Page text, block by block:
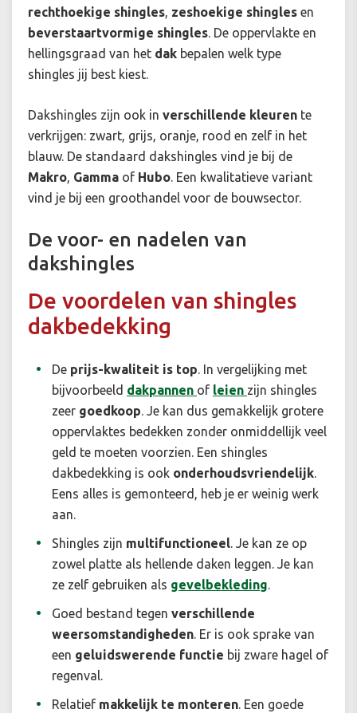
rechthoekige shingles, zeshoekige shingles en
beverstaartvormige shingles. De oppervlakte en
hellingsgraad van het dak bepalen welk type
shingles jij best kiest.
Dakshingles zijn ook in verschillende kleuren te
verkrijgen: zwart, grijs, oranje, rood en zelf in het
blauw. De standaard dakshingles vind je bij de
Makro, Gamma of Hubo. Een kwalitatieve variant
vind je bij een groothandel voor de bouwsector.
De voor- en nadelen van
dakshingles
De voordelen van shingles
dakbedekking
De prijs-kwaliteit is top. In vergelijking met
bijvoorbeeld dakpannen of leien zijn shingles
zeer goedkoop. Je kan dus gemakkelijk grotere
oppervlaktes bedekken zonder onmiddellijk veel
geld te moeten voorzien. Een shingles
dakbedekking is ook onderhoudsvriendelijk.
Eens alles is gemonteerd, heb je er weinig werk
aan.
Shingles zijn multifunctioneel. Je kan ze op
zowel platte als hellende daken leggen. Je kan
ze zelf gebruiken als gevelbekleding.
Goed bestand tegen verschillende
weersomstandigheden. Er is ook sprake van
een geluidswerende functie bij zware hagel of
regenval.
Relatief makkelijk te monteren. Een goede